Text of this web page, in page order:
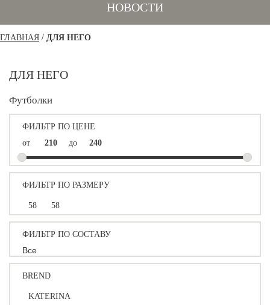
НОВОСТИ
ГЛАВНАЯ / ДЛЯ НЕГО
ДЛЯ НЕГО
Футболки
ФИЛЬТР ПО ЦЕНЕ
от
до
ФИЛЬТР ПО РАЗМЕРУ
58 58
ФИЛЬТР ПО СОСТАВУ
Все
BREND
KATERINA